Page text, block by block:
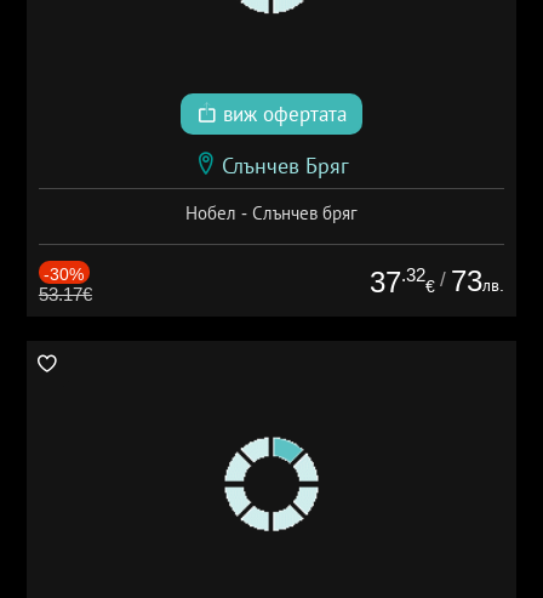
виж офертата
Слънчев Бряг
Нобел - Слънчев бряг
-30%
53.17€ 37.32
€ / 73лв.